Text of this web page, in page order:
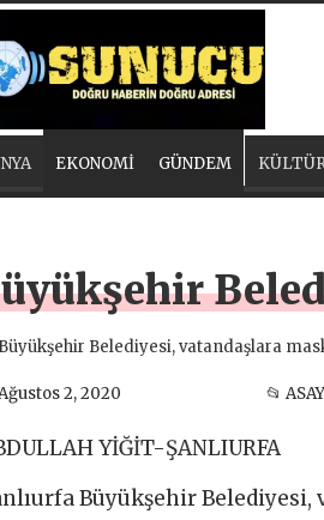
EKONOMİ GÜNDEM
2, 2020 📂
YİĞİT-ŞANLIURFA
Büyükşehir Belediyesi,